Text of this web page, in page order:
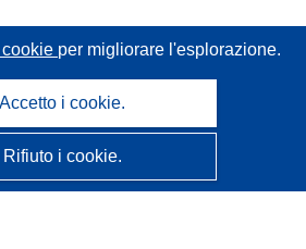
ricerca dell’UE
per migliorare l'esplorazione.
Accetto i cookie.
Rifiuto i cookie.